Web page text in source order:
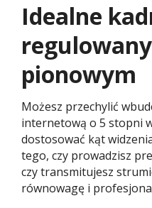
Idealne
pionowym​
Możesz przechylić
internetową o 5 stopni
dostosować kąt
tego, czy prowadzisz
czy transmitujesz
równowagę i